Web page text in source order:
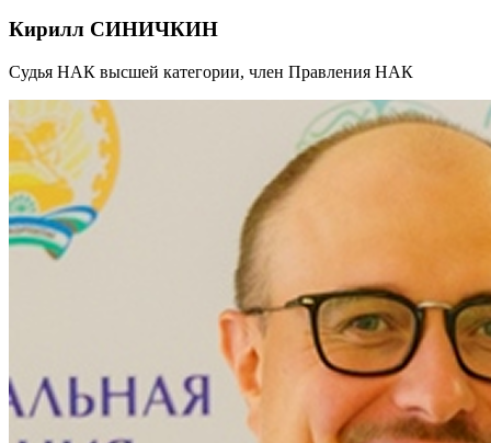
Кирилл СИНИЧКИН
Судья НАК высшей категории, член Правления НАК